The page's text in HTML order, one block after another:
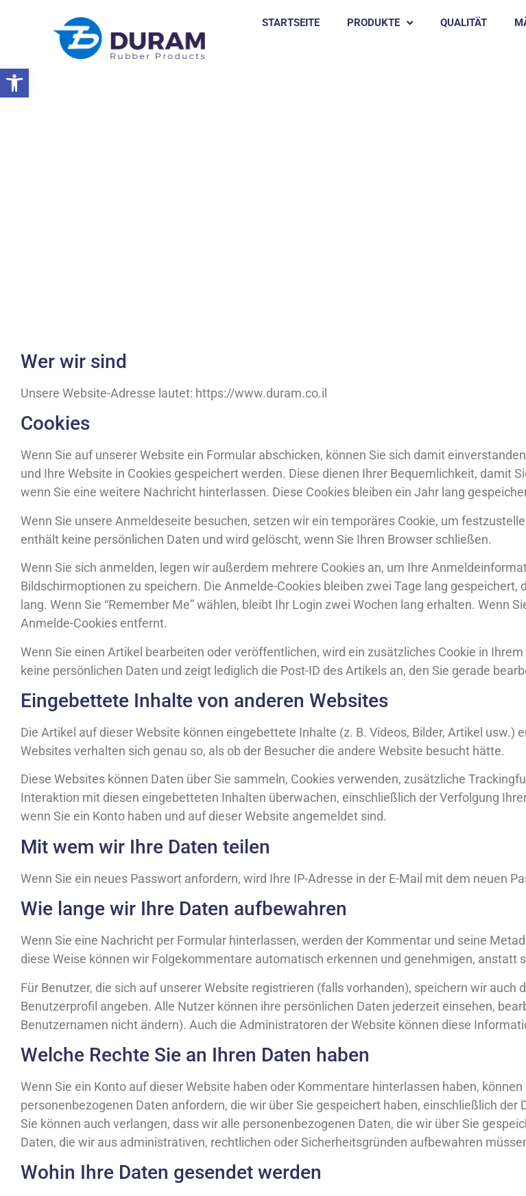
Symbolleiste öffnen
STARTSEITE PRODUKTE QUALITÄT
Wer wir sind
Unsere Website-Adresse lautet: https://www.duram.co.il
Cookies
Wenn Sie auf unserer Website ein Formular abschicken, können Sie sich damit
und Ihre Website in Cookies gespeichert werden. Diese dienen Ihrer Bequemlichkeit, damit
wenn Sie eine weitere Nachricht hinterlassen. Diese Cookies bleiben ein Jahr lang
Wenn Sie unsere Anmeldeseite besuchen, setzen wir ein temporäres Cookie, um
enthält keine persönlichen Daten und wird gelöscht, wenn Sie Ihren Browser schließen.
Wenn Sie sich anmelden, legen wir außerdem mehrere Cookies an, um Ihre
Bildschirmoptionen zu speichern. Die Anmelde-Cookies bleiben zwei Tage lang
lang. Wenn Sie “Remember Me” wählen, bleibt Ihr Login zwei Wochen lang erhalten. Wenn
Anmelde-Cookies entfernt.
Wenn Sie einen Artikel bearbeiten oder veröffentlichen, wird ein zusätzliches Cookie in
keine persönlichen Daten und zeigt lediglich die Post-ID des Artikels an, den Sie gerade
Eingebettete Inhalte von anderen Websites
Die Artikel auf dieser Website können eingebettete Inhalte (z. B. Videos, Bilder, Artikel usw.)
Websites verhalten sich genau so, als ob der Besucher die andere Website besucht hätte.
Diese Websites können Daten über Sie sammeln, Cookies verwenden, zusätzliche
Interaktion mit diesen eingebetteten Inhalten überwachen, einschließlich der Verfolgung
wenn Sie ein Konto haben und auf dieser Website angemeldet sind.
Mit wem wir Ihre Daten teilen
Wenn Sie ein neues Passwort anfordern, wird Ihre IP-Adresse in der E-Mail mit dem neuen
Wie lange wir Ihre Daten aufbewahren
Wenn Sie eine Nachricht per Formular hinterlassen, werden der Kommentar und seine
diese Weise können wir Folgekommentare automatisch erkennen und genehmigen, anstatt
Für Benutzer, die sich auf unserer Website registrieren (falls vorhanden), speichern wir auch
Benutzerprofil angeben. Alle Nutzer können ihre persönlichen Daten jederzeit einsehen,
Benutzernamen nicht ändern). Auch die Administratoren der Website können diese
Welche Rechte Sie an Ihren Daten haben
Wenn Sie ein Konto auf dieser Website haben oder Kommentare hinterlassen haben,
personenbezogenen Daten anfordern, die wir über Sie gespeichert haben, einschließlich der
Sie können auch verlangen, dass wir alle personenbezogenen Daten, die wir über Sie
Daten, die wir aus administrativen, rechtlichen oder Sicherheitsgründen aufbewahren
Wohin Ihre Daten gesendet werden